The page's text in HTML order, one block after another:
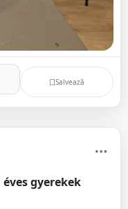
Salvează
gyerekek